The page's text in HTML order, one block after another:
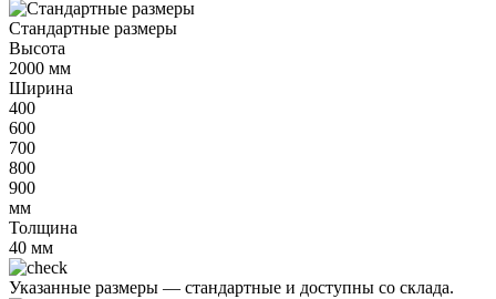
Стандартные размеры
Высота
2000 мм
Ширина
400
600
700
800
900
мм
Толщина
40 мм
Указанные размеры — стандартные и доступны со склада.